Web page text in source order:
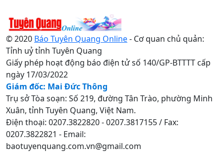
© 2020 Báo Tuyên Quang Online- Cơ quan chủ quản:
Tỉnh uỷ tỉnh Tuyên Quang
Giấy phép hoạt động báo điện tử số 140/GP-BTTTT cấp
ngày 17/03/2022
Giám đốc: Mai Đức Thông
Trụ sở Tòa soạn: Số 219, đường Tân Trào, phường Minh
Xuân, tỉnh Tuyên Quang, Việt Nam.
Điện thoại: 0207.3822820 - 0207.3817155 / Fax:
0207.3822821 - Email:
baotuyenquang.com.vn@gmail.com